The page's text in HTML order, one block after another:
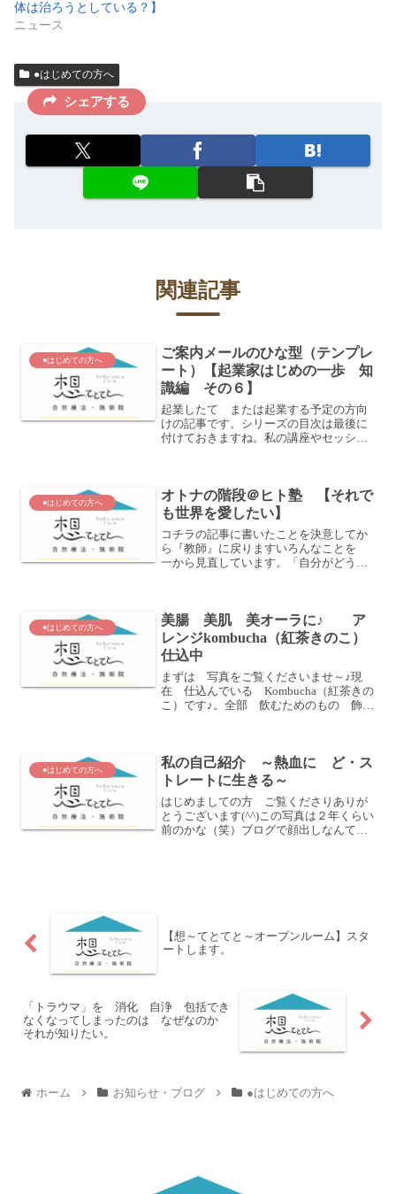
体は治ろうとしている？】
ニュース
●はじめての方へ
シェアする
関連記事
●はじめての方へ
ご案内メールのひな型（テンプレ
ート）【起業家はじめの一歩 知
識編 その６】
起業したて または起業する予定の方向
けの記事です。シリーズの目次は最後に
付けておきますね。私の講座やセッショ
細なども載せています。と...
●はじめての方へ
オトナの階段＠ヒト塾 【それで
も世界を愛したい】
コチラの記事に書いたことを決意してか
ら『教師』に戻りますいろんなことを
一から見直しています。「自分がどうあ
イメージ...
●はじめての方へ
美腸 美肌 美オーラに♪ ア
レンジkombucha（紅茶きのこ）
仕込中
まずは 写真をご覧くださいませ～♪現
在 仕込んでいる Kombucha（紅茶きの
こ）です♪。全部 飲むためのもの 飾り
人気のこの ...
●はじめての方へ
私の自己紹介 ～熱血に ど・ス
トレートに生きる～
はじめましての方 ご覧くださりありが
とうございます(^^)この写真は２年くらい
前のかな（笑）ブログで顔出しなんて…
【想～てとてと～オープンルーム】スタ
ートします。
「トラウマ」を 消化 自浄 包括でき
なくなってしまったのは なぜなのか
それが知りたい。
ホーム お知らせ・ブログ ●はじめての方へ